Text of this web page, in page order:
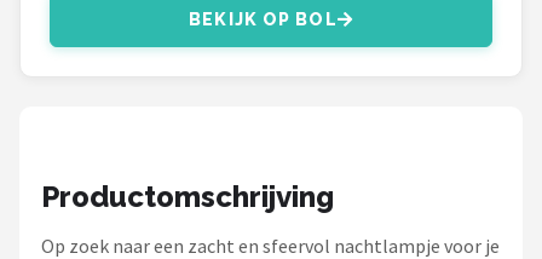
Alle merken →
BEKIJK OP BOL
Productomschrijving
Op zoek naar een zacht en sfeervol nachtlampje voor je